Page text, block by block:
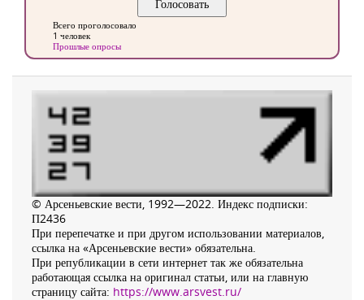
Всего проголосовало
1 человек
Прошлые опросы
© Арсеньевские вести, 1992—2022. Индекс подписки:
П2436
При перепечатке и при другом использовании материалов,
ссылка на «Арсеньевские вести» обязательна.
При републикации в сети интернет так же обязательна
работающая ссылка на оригинал статьи, или на главную
страницу сайта: https://www.arsvest.ru/